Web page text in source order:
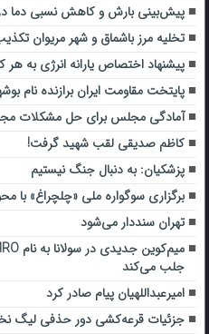
پیش‌بینی بارش و کاهش نسبی دما
تخلیه مرز باشماق و شهر مریوان
پیشنهاد اختصاص یارانه انرژی به هر
پایتخت مقاومت ایران برازنده نام
آمادگی مجلس برای حل مشکلات
کاظم صدیقی لقب شهید گرفت!
پزشکیان: به دنبال جنگ نیستیم
برگزاری سوگواره ملی «چلچراغ» با
تهران سنددار می‌شود
جلب می‌کند
امیرعبداللهیان پیام صادر کرد
جزئیات قرعه‌کشی دور حذفی لیگ